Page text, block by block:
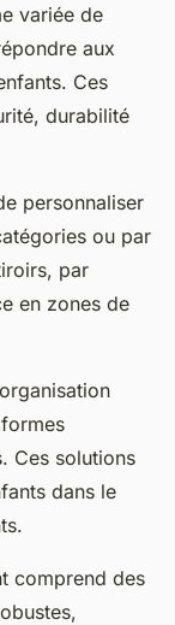
variée de
aux
Ces
durabilité
personnaliser
ou par
par
en zones de
Ces solutions
dans le
comprend des